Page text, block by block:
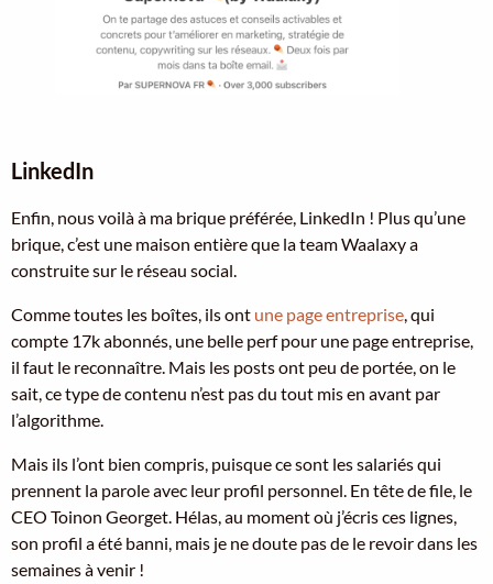
LinkedIn
Enfin, nous voilà à ma brique préférée, LinkedIn ! Plus qu’une
brique, c’est une maison entière que la team Waalaxy a
construite sur le réseau social.
Comme toutes les boîtes, ils ont une page entreprise , qui
compte 17k abonnés, une belle perf pour une page entreprise,
il faut le reconnaître. Mais les posts ont peu de portée, on le
sait, ce type de contenu n’est pas du tout mis en avant par
l’algorithme.
Mais ils l’ont bien compris, puisque ce sont les salariés qui
prennent la parole avec leur profil personnel. En tête de file, le
CEO Toinon Georget. Hélas, au moment où j’écris ces lignes,
son profil a été banni, mais je ne doute pas de le revoir dans les
semaines à venir !